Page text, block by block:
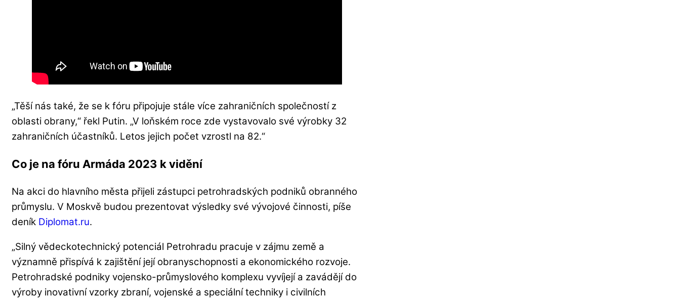
„Těší nás také, že se k fóru připojuje stále více zahraničních společností z
oblasti obrany,“ řekl Putin. „V loňském roce zde vystavovalo své výrobky 32
zahraničních účastníků. Letos jejich počet vzrostl na 82.“
Co je na fóru Armáda 2023 k vidění
Na akci do hlavního města přijeli zástupci petrohradských podniků obranného
průmyslu. V Moskvě budou prezentovat výsledky své vývojové činnosti, píše
deník Diplomat.ru.
„Silný vědeckotechnický potenciál Petrohradu pracuje v zájmu země a
významně přispívá k zajištění její obranyschopnosti a ekonomického rozvoje.
Petrohradské podniky vojensko-průmyslového komplexu vyvíjejí a zavádějí do
výroby inovativní vzorky zbraní, vojenské a speciální techniky i civilních